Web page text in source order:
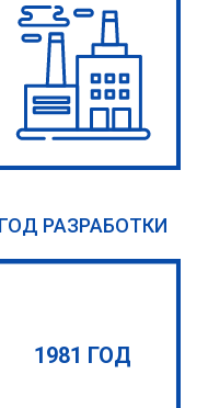
ГОД РАЗРАБОТКИ
1981 ГОД